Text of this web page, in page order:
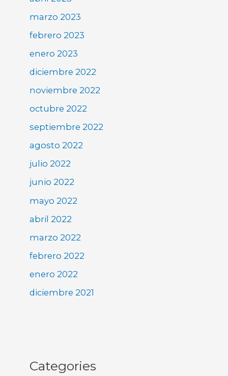
marzo 2023
febrero 2023
enero 2023
diciembre 2022
noviembre 2022
octubre 2022
septiembre 2022
agosto 2022
julio 2022
junio 2022
mayo 2022
abril 2022
marzo 2022
febrero 2022
enero 2022
diciembre 2021
Categories